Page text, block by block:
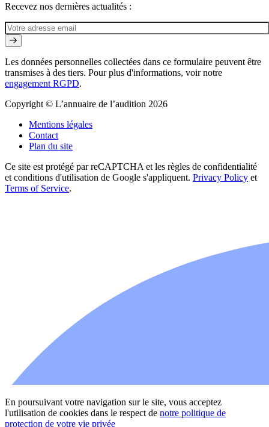
Recevez nos dernières actualités :
Les données personnelles collectées dans ce formulaire peuvent être
transmises à des tiers. Pour plus d'informations, voir notre
engagement RGPD.
Copyright © L’annuaire de l’audition 2026
Mentions légales
Contact
Plan du site
Ce site est protégé par reCAPTCHA et les règles de confidentialité
et conditions d'utilisation de Google s'appliquent. Privacy Policy et
Terms of Service.
En poursuivant votre navigation sur le site, vous acceptez
l'utilisation de cookies dans le respect de notre politique de
protection de votre vie privée